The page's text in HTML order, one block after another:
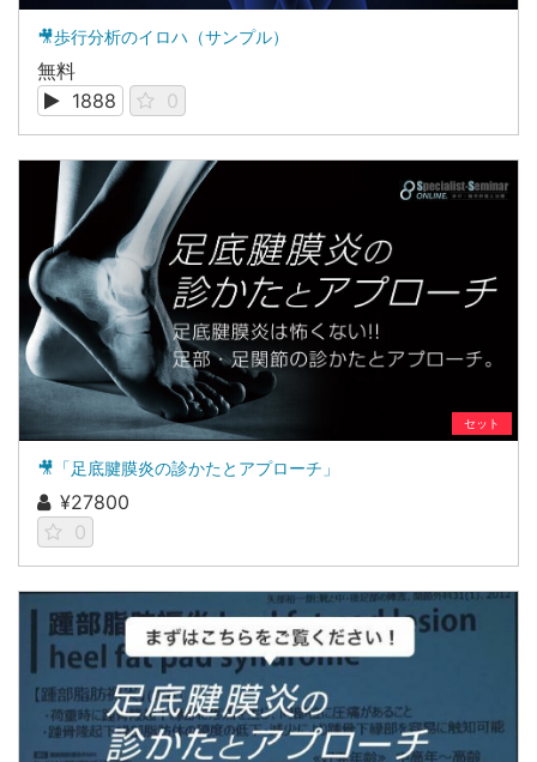
🎥歩行分析のイロハ（サンプル）
無料
1888
0
セット
🎥「足底腱膜炎の診かたとアプローチ」
¥27800
0